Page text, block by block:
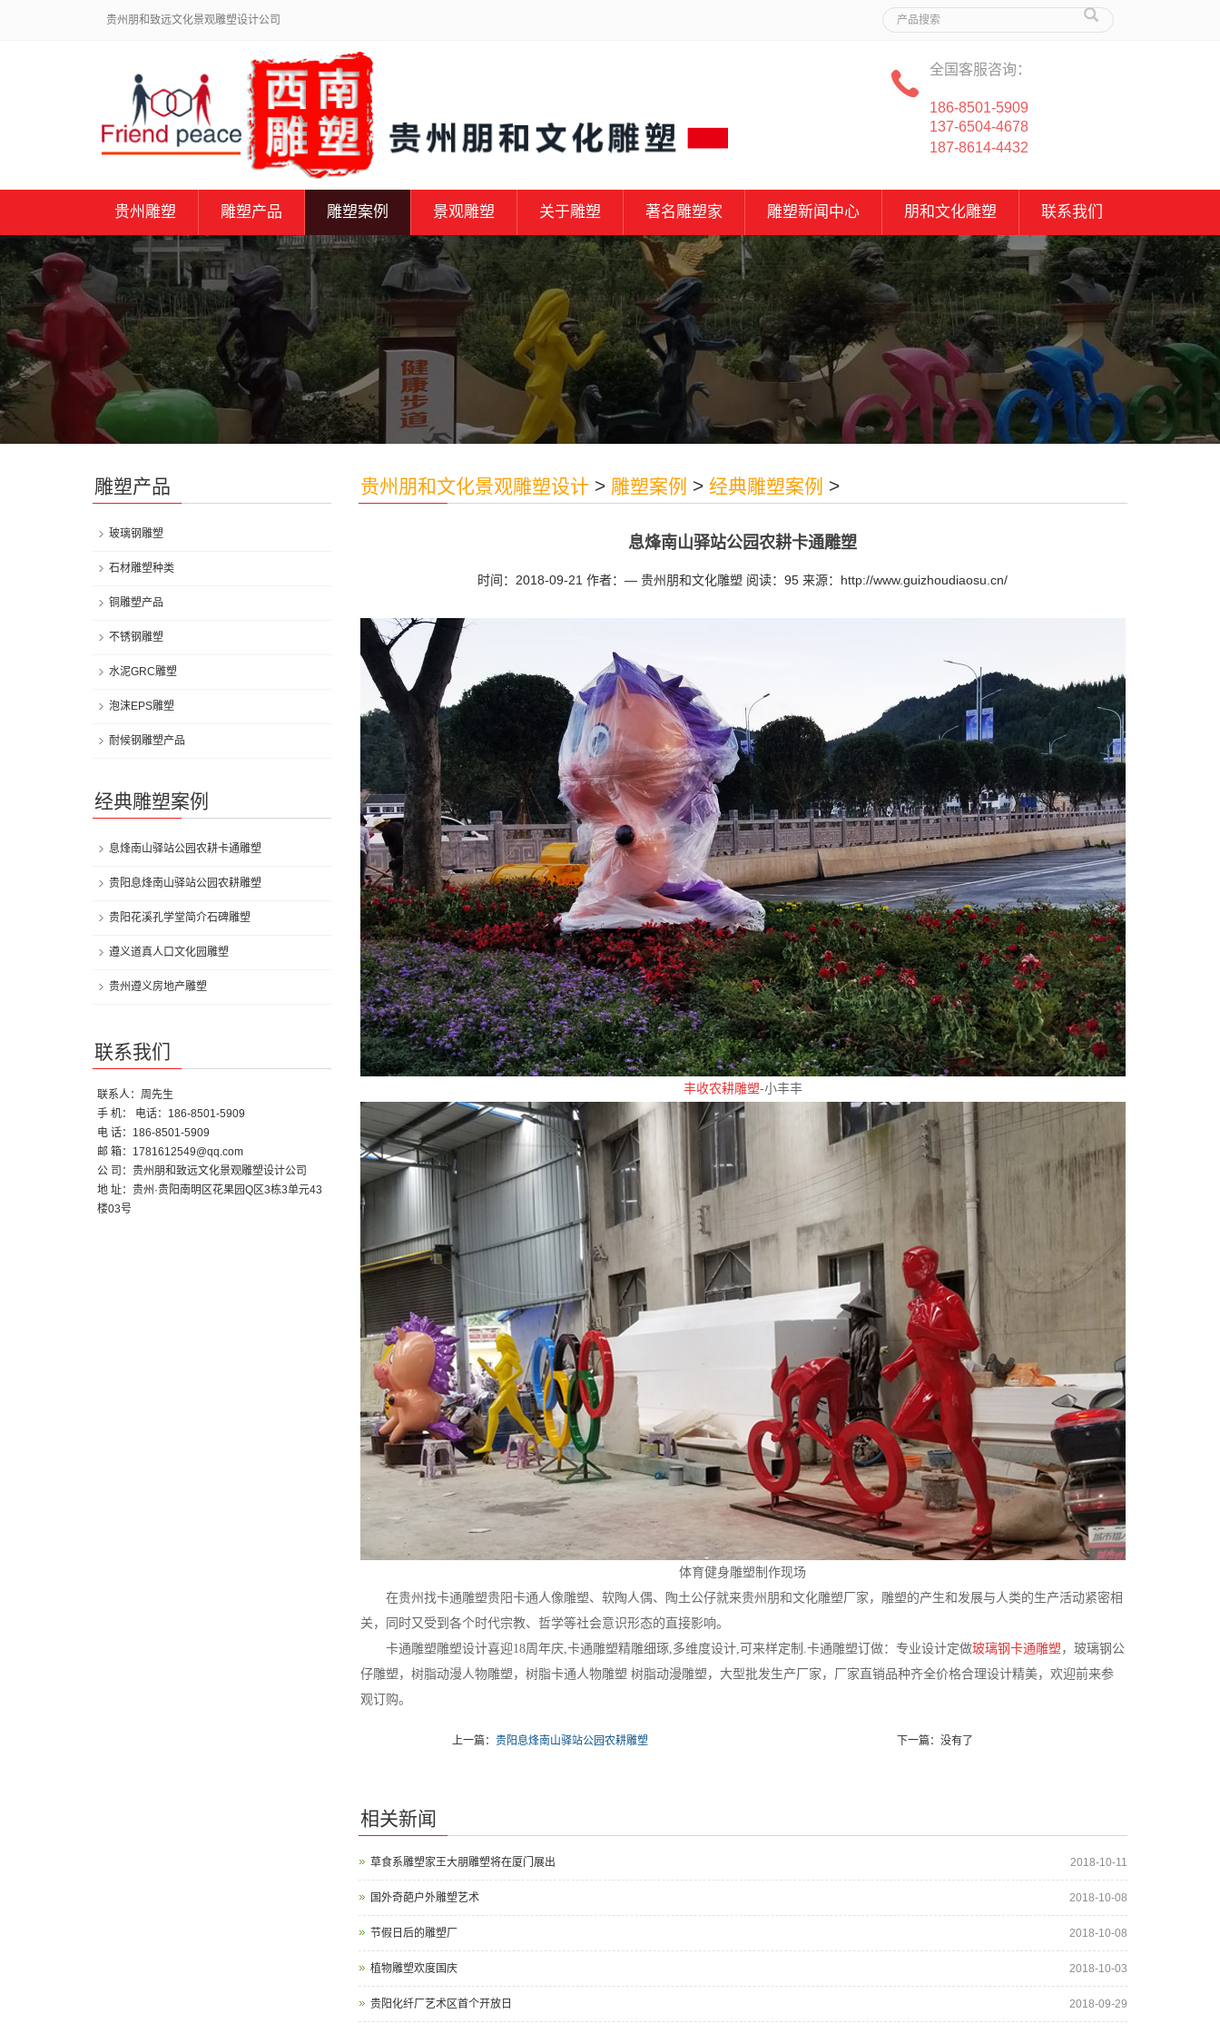
贵州朋和致远文化景观雕塑设计公司
全国客服咨询：
186-8501-5909
137-6504-4678
187-8614-4432
贵州雕塑 雕塑产品 雕塑案例 景观雕塑 关于雕塑 著名雕塑家 雕塑新闻中心 朋和文化雕塑 联系我们
贵州朋和文化景观雕塑设计> 雕塑案例 > 经典雕塑案例 >
息烽南山驿站公园农耕卡通雕塑
时间：2018-09-21作者：— 贵州朋和文化雕塑 阅读：95来源：http://www.guizhoudiaosu.cn/
丰收农耕雕塑-小丰丰
体育健身雕塑制作现场
在贵州找卡通雕塑贵阳卡通人像雕塑、软陶人偶、陶土公仔就来贵州朋和文化雕塑厂家，雕塑的产生和发展与人类的生产活动紧密相
关，同时又受到各个时代宗教、哲学等社会意识形态的直接影响。
卡通雕塑雕塑设计喜迎18周年庆,卡通雕塑精雕细琢,多维度设计,可来样定制.卡通雕塑订做：专业设计定做玻璃钢卡通雕塑 ，玻璃钢公
仔雕塑，树脂动漫人物雕塑，树脂卡通人物雕塑 树脂动漫雕塑，大型批发生产厂家，厂家直销品种齐全价格合理设计精美，欢迎前来参
观订购。
上一篇：贵阳息烽南山驿站公园农耕雕塑 下一篇：没有了
相关新闻
草食系雕塑家王大朋雕塑将在厦门展出 2018-10-11
国外奇葩户外雕塑艺术 2018-10-08
节假日后的雕塑厂 2018-10-08
植物雕塑欢度国庆 2018-10-03
贵阳化纤厂艺术区首个开放日 2018-09-29
雕塑产品
玻璃钢雕塑
石材雕塑种类
铜雕塑产品
不锈钢雕塑
水泥GRC雕塑
泡沫EPS雕塑
耐候钢雕塑产品
经典雕塑案例
息烽南山驿站公园农耕卡通雕塑
贵阳息烽南山驿站公园农耕雕塑
贵阳花溪孔学堂简介石碑雕塑
遵义道真人口文化园雕塑
贵州遵义房地产雕塑
联系我们
联系人：周先生
手 机： 电话：186-8501-5909
电 话：186-8501-5909
邮 箱：1781612549@qq.com
公 司：贵州朋和致远文化景观雕塑设计公司
地 址：贵州·贵阳南明区花果园Q区3栋3单元43
楼03号